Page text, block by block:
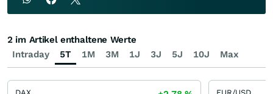
Intraday 5T 1M 3M 1J 3J 5J 10J Max
2 im Artikel enthaltene Werte